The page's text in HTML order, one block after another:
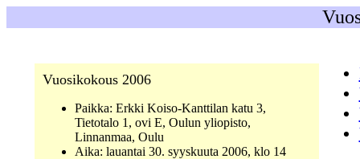
Vuosikokous 2006
Paikka: Erkki Koiso-Kanttilan katu 3,
Tietotalo 1, ovi E, Oulun yliopisto,
Linnanmaa, Oulu
Aika: lauantai 30. syyskuuta 2006, klo 14